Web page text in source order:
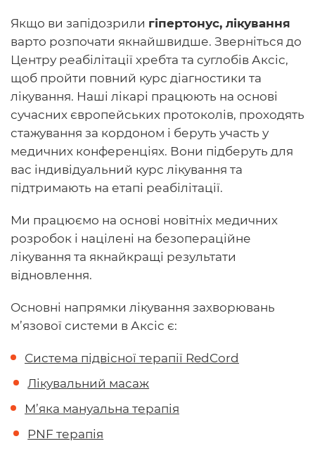
Якщо ви запідозрили гіпертонус, лікування
варто розпочати якнайшвидше. Зверніться до
Центру реабілітації хребта та суглобів Аксіс,
щоб пройти повний курс діагностики та
лікування. Наші лікарі працюють на основі
сучасних європейських протоколів, проходять
стажування за кордоном і беруть участь у
медичних конференціях. Вони підберуть для
вас індивідуальний курс лікування та
підтримають на етапі реабілітації.
Ми працюємо на основі новітніх медичних
розробок і націлені на безопераційне
лікування та якнайкращі результати
відновлення.
Основні напрямки лікування захворювань
м’язової системи в Аксіс є:
Система підвісної терапії RedCord
Лікувальний масаж
М’яка мануальна терапія
PNF терапія